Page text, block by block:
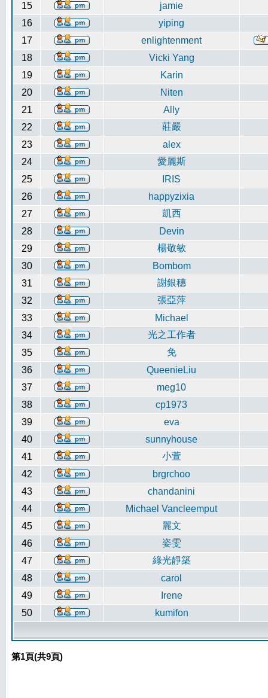
15
jamie
16
yiping
17
enlightenment
18
Vicki Yang
19
Karin
20
Niten
21
Ally
22
莊嚴
23
alex
24
愛麗斯
25
IRIS
26
happyzixia
27
凱西
28
Devin
29
楊敬敏
30
Bombom
31
謝銀穗
32
張亞萍
33
Michael
34
光之工作者
35
免
36
QueenieLiu
37
meg10
38
cp1973
39
eva
40
sunnyhouse
41
小萱
42
brgrchoo
43
chandanini
44
Michael Vancleemput
45
麗文
46
姿雯
47
綠光靜築
48
carol
49
Irene
50
kumifon
第1頁(共9頁)